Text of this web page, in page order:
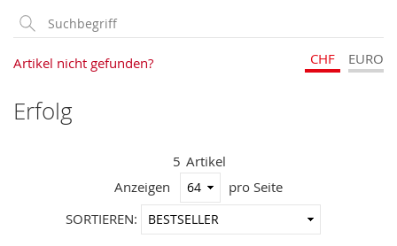
Inhalt
Artikel nicht gefunden? CHF EURO
Erfolg
5 Artikel
Anzeigen
pro Seite
SORTIEREN: